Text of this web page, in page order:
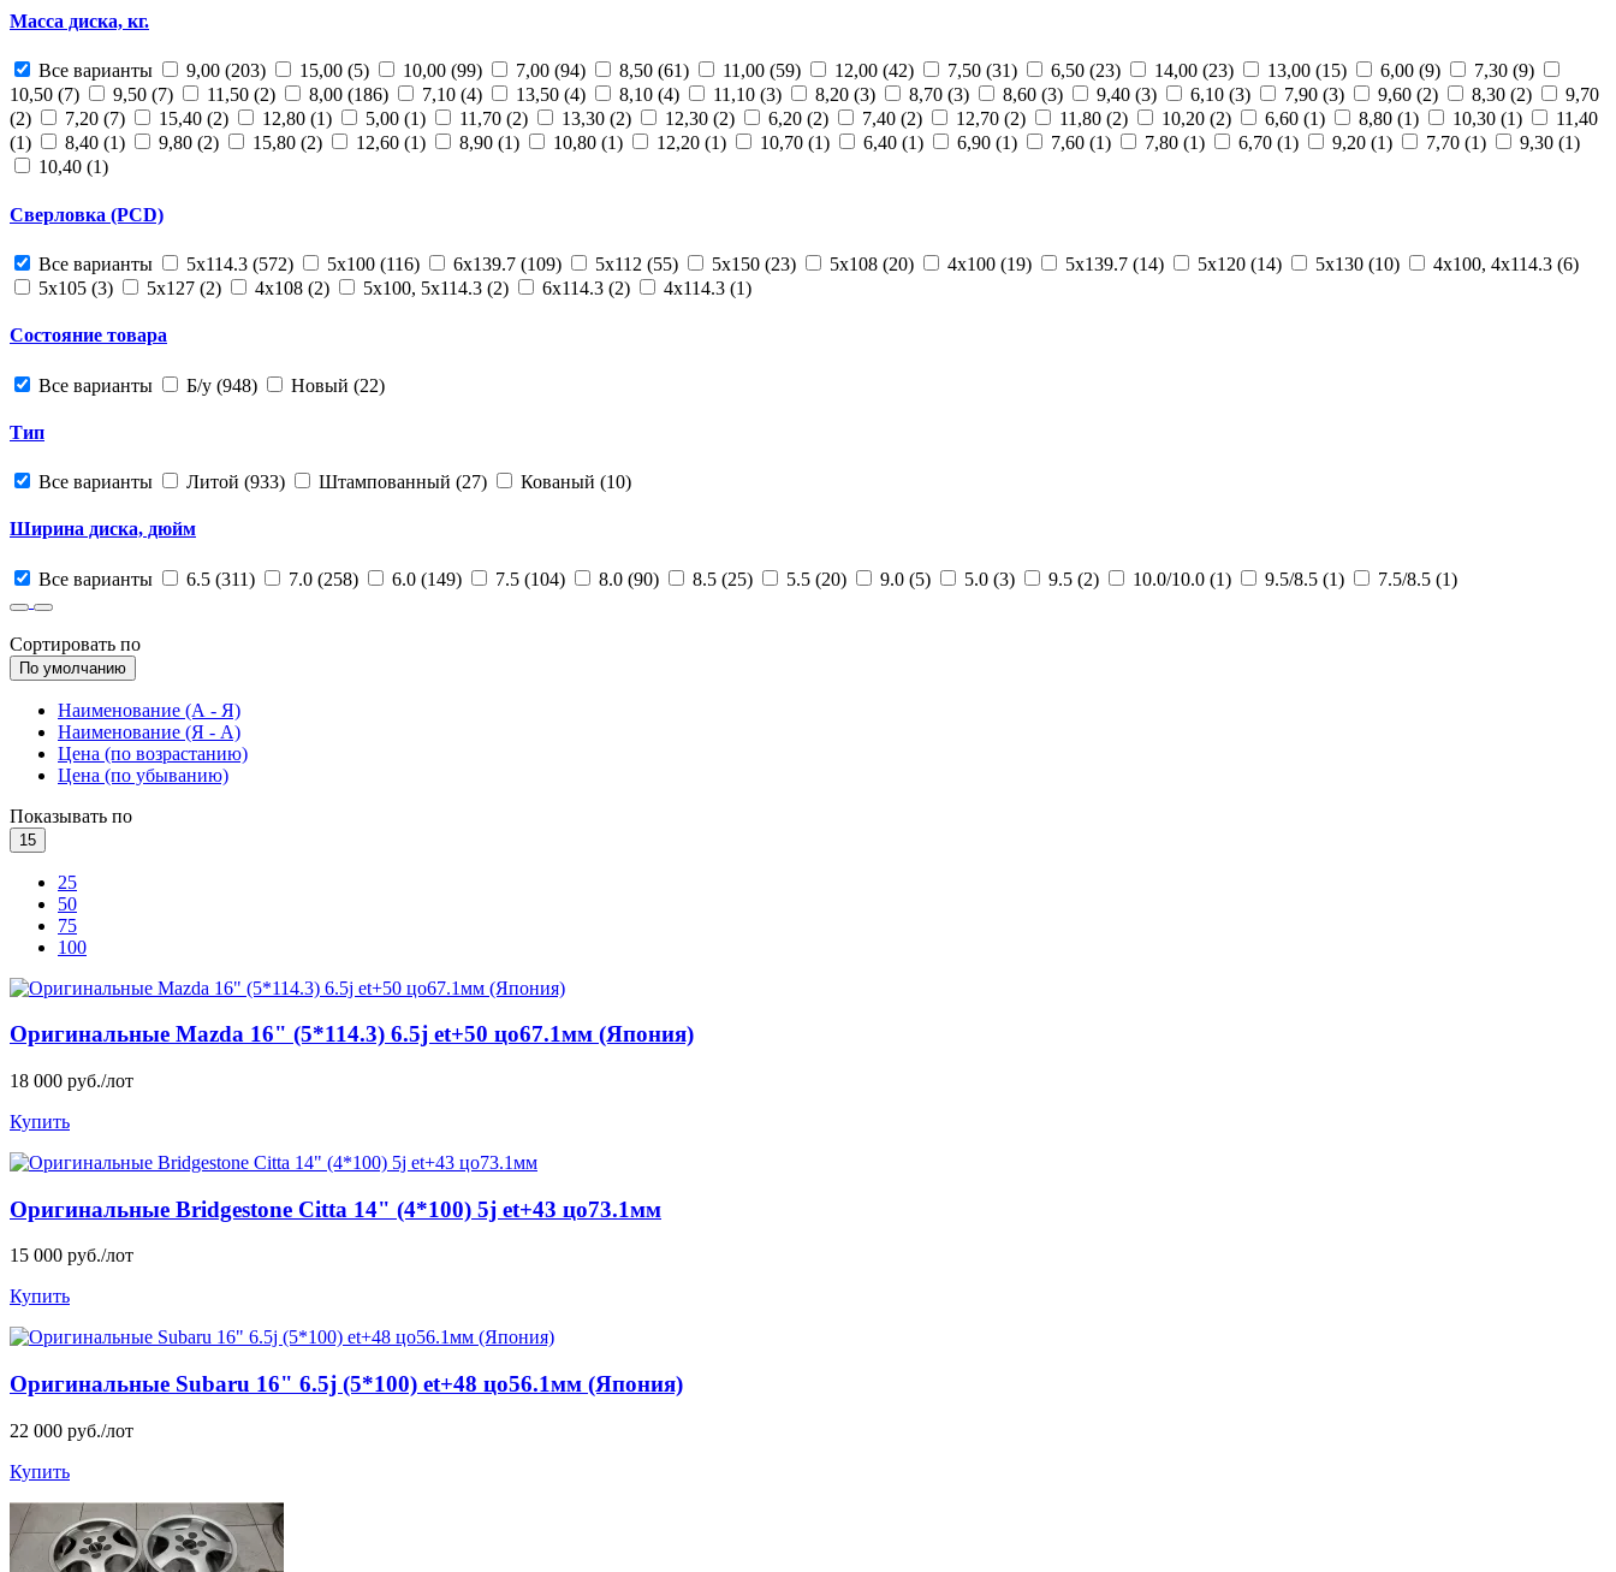
Масса диска, кг.
Все варианты 9,00 (203) 15,00 (5) 10,00 (99) 7,00 (94) 8,50 (61) 11,00 (59) 12,00 (42) 7,50 (31) 6,50 (23) 14,00 (23) 13,00 (15) 6,00 (9)
7,30 (9)
10,50 (7)
9,50 (7) 11,50 (2) 8,00 (186) 7,10 (4) 13,50 (4) 8,10 (4) 11,10 (3) 8,20 (3) 8,70 (3) 8,60 (3) 9,40 (3) 6,10 (3) 7,90 (3) 9,60 (2) 8,30 (2)
9,70
(2)
7,20 (7) 15,40 (2) 12,80 (1) 5,00 (1) 11,70 (2) 13,30 (2) 12,30 (2) 6,20 (2) 7,40 (2) 12,70 (2) 11,80 (2) 10,20 (2) 6,60 (1) 8,80 (1) 10,30 (1)
11,40
(1)
8,40 (1) 9,80 (2) 15,80 (2) 12,60 (1) 8,90 (1) 10,80 (1) 12,20 (1) 10,70 (1) 6,40 (1) 6,90 (1) 7,60 (1) 7,80 (1) 6,70 (1) 9,20 (1) 7,70 (1)
9,30 (1)
10,40 (1)
Сверловка (PCD)
Все варианты 5x114.3 (572) 5x100 (116) 6x139.7 (109) 5x112 (55) 5x150 (23) 5x108 (20) 4x100 (19) 5x139.7 (14) 5x120 (14) 5x130 (10)
4x100, 4x114.3 (6)
5x105 (3)
5x127 (2) 4x108 (2) 5x100, 5x114.3 (2) 6x114.3 (2) 4x114.3 (1)
Состояние товара
Все варианты Б/у (948) Новый (22)
Тип
Все варианты Литой (933) Штампованный (27) Кованый (10)
Ширина диска, дюйм
Все варианты 6.5 (311) 7.0 (258) 6.0 (149) 7.5 (104) 8.0 (90) 8.5 (25) 5.5 (20) 9.0 (5) 5.0 (3) 9.5 (2) 10.0/10.0 (1) 9.5/8.5 (1) 7.5/8.5 (1)
Сортировать по
По умолчанию
Наименование (А - Я)
Наименование (Я - А)
Цена (по возрастанию)
Цена (по убыванию)
Показывать по
15
25
50
75
100
Оригинальные Mazda 16" (5*114.3) 6.5j et+50 цо67.1мм (Япония)
18 000 руб./лот
Купить
Оригинальные Bridgestone Citta 14" (4*100) 5j et+43 цо73.1мм
15 000 руб./лот
Купить
Оригинальные Subaru 16" 6.5j (5*100) et+48 цо56.1мм (Япония)
22 000 руб./лот
Купить